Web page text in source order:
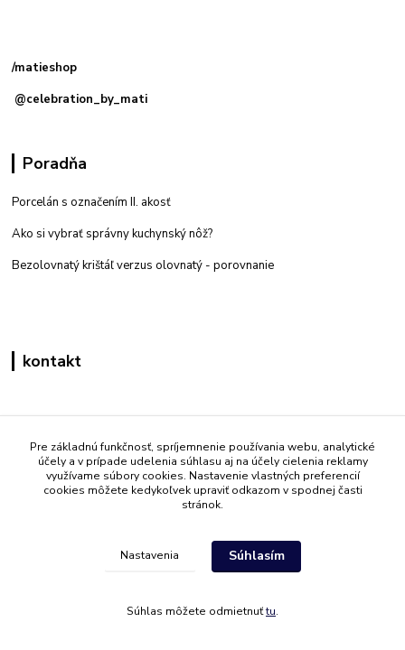
/matieshop
@celebration_by_mati
Poradňa
Porcelán s označením II. akosť
Ako si vybrať správny kuchynský nôž?
Bezolovnatý krištáľ verzus olovnatý - porovnanie
kontakt
+421 908 861 051
(Po - Pia 7:30-15:30)
info@mati.sk
Pre základnú funkčnosť, spríjemnenie používania webu, analytické
účely a v prípade udelenia súhlasu aj na účely cielenia reklamy
využívame súbory cookies. Nastavenie vlastných preferencií
cookies môžete kedykoľvek upraviť odkazom v spodnej časti
stránok.
Nastavenia Súhlasím
Súhlas môžete odmietnuťtu.